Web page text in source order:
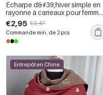
Écharpe d&#39;hiver simple en
rayonne à carreaux pour femme,
1 pièce
€2,95 €3,47
Commande min. de 2 pcs
Entrepôt en Chine